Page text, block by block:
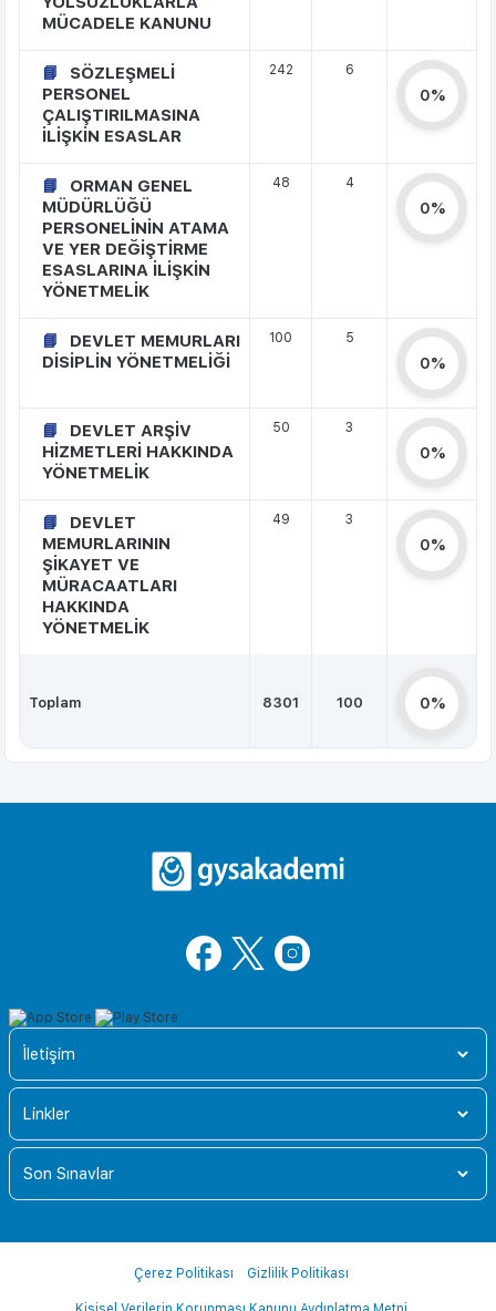
MÜCADELE KANUNU
SÖZLEŞMELİ
PERSONEL
ÇALIŞTIRILMASINA
İLİŞKİN ESASLAR
242 6
0%
ORMAN GENEL
MÜDÜRLÜĞÜ
PERSONELİNİN ATAMA
VE YER DEĞİŞTİRME
ESASLARINA İLİŞKİN
YÖNETMELİK
48 4
0%
DEVLET MEMURLARI
DİSİPLİN YÖNETMELİĞİ
100 5
0%
DEVLET ARŞİV
HİZMETLERİ HAKKINDA
YÖNETMELİK
50 3
0%
DEVLET
MEMURLARININ
ŞİKAYET VE
MÜRACAATLARI
HAKKINDA
YÖNETMELİK
49 3
0%
Toplam 8301 100 0%
İletişim
Linkler
Son Sınavlar
Çerez Politikası Gizlilik Politikası